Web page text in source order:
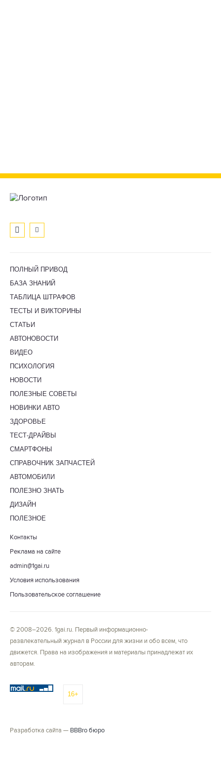
ПОЛНЫЙ ПРИВОД
БАЗА ЗНАНИЙ
ТАБЛИЦА ШТРАФОВ
ТЕСТЫ И ВИКТОРИНЫ
СТАТЬИ
АВТОНОВОСТИ
ВИДЕО
ПСИХОЛОГИЯ
НОВОСТИ
ПОЛЕЗНЫЕ СОВЕТЫ
НОВИНКИ АВТО
ЗДОРОВЬЕ
ТЕСТ-ДРАЙВЫ
СМАРТФОНЫ
СПРАВОЧНИК ЗАПЧАСТЕЙ
АВТОМОБИЛИ
ПОЛЕЗНО ЗНАТЬ
ДИЗАЙН
ПОЛЕЗНОЕ
Контакты
Реклама на сайте
admin@1gai.ru
Условия использования
Пользовательское соглашение
© 2008–2026. 1gai.ru. Первый информационно-
развлекательный журнал в России для жизни и обо всем, что
движется. Права на изображения и материалы принадлежат их
авторам.
16+
Разработка сайта — BBBro бюро